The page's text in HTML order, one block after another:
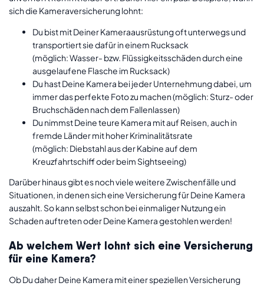
sich die Kameraversicherung lohnt:
Du bist mit Deiner Kameraausrüstung oft unterwegs und
transportiert sie dafür in einem Rucksack
(möglich: Wasser- bzw. Flüssigkeitsschäden durch eine
ausgelaufene Flasche im Rucksack)
Du hast Deine Kamera bei jeder Unternehmung dabei, um
immer das perfekte Foto zu machen (möglich: Sturz- oder
Bruchschäden nach dem Fallenlassen)
Du nimmst Deine teure Kamera mit auf Reisen, auch in
fremde Länder mit hoher Kriminalitätsrate
(möglich: Diebstahl aus der Kabine auf dem
Kreuzfahrtschiff oder beim Sightseeing)
Darüber hinaus gibt es noch viele weitere Zwischenfälle und
Situationen, in denen sich eine Versicherung für Deine Kamera
auszahlt. So kann selbst schon bei einmaliger Nutzung ein
Schaden auftreten oder Deine Kamera gestohlen werden!
Ab welchem Wert lohnt sich eine Versicherung
für eine Kamera?
Ob Du daher Deine Kamera mit einer speziellen Versicherung